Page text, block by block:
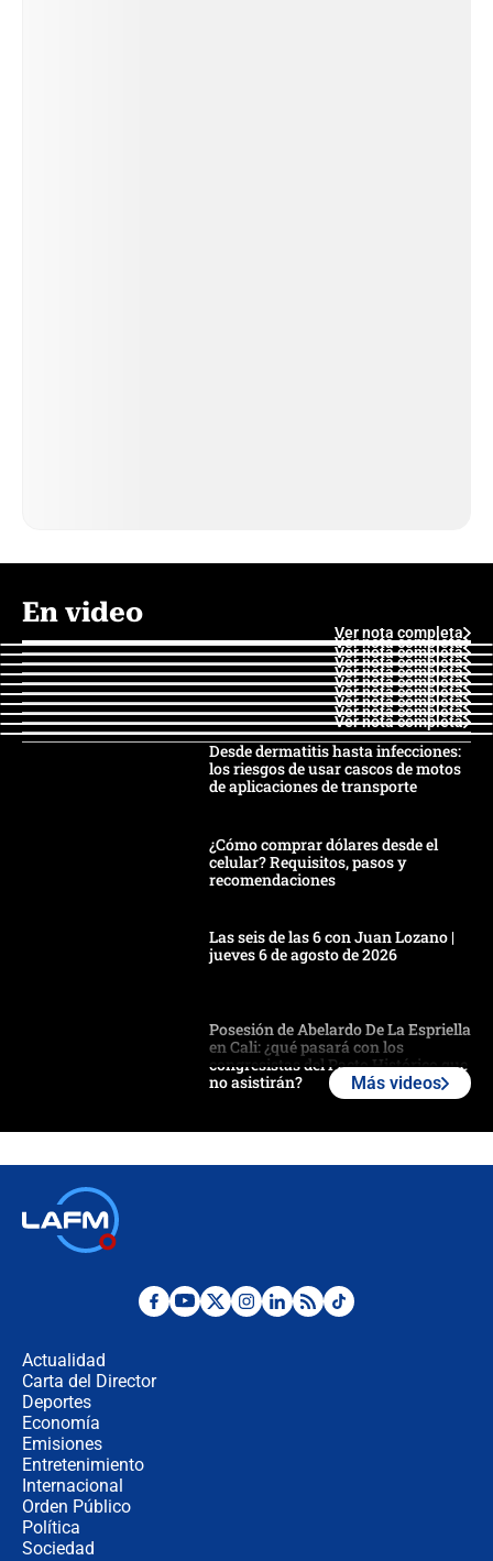
En video
Ver nota completa
Ver nota completa
Ver nota completa
Ver nota completa
Ver nota completa
Ver nota completa
Ver nota completa
Ver nota completa
Ver nota completa
Ver nota completa
Desde dermatitis hasta infecciones:
los riesgos de usar cascos de motos
de aplicaciones de transporte
¿Cómo comprar dólares desde el
celular? Requisitos, pasos y
recomendaciones
Las seis de las 6 con Juan Lozano |
jueves 6 de agosto de 2026
Posesión de Abelardo De La Espriella
en Cali: ¿qué pasará con los
congresistas del Pacto Histórico que
no asistirán?
¿Por qué De la Espriella gobernará
Más videos
Actualidad
Carta del Director
Deportes
Economía
Emisiones
Entretenimiento
Internacional
Orden Público
Política
Sociedad